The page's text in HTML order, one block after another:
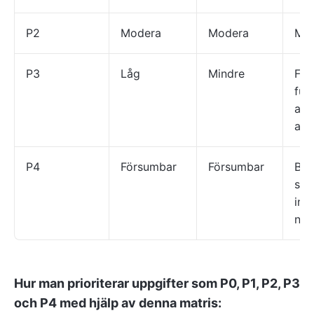
P2 Modera Modera
P3 Låg Mindre
P4 Försumbar Försumbar
Hur man prioriterar uppgifter som P0, P1, P2, P3
och P4 med hjälp av denna matris: